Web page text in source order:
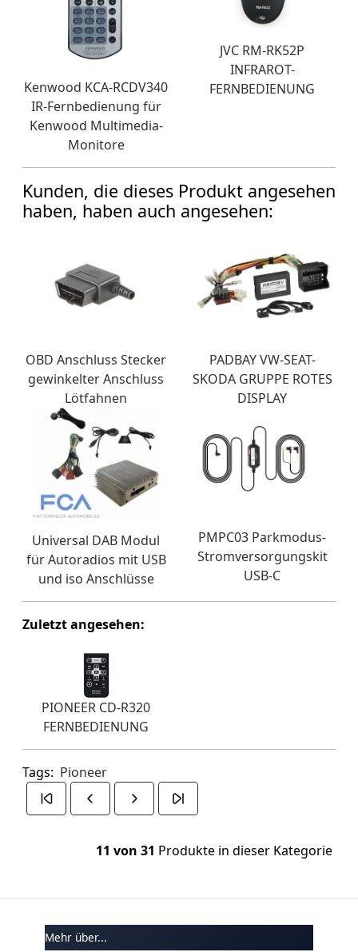
Kenwood KCA-RCDV340
IR-Fernbedienung für
Kenwood Multimedia-
Monitore
JVC RM-RK52P
INFRAROT-
FERNBEDIENUNG
Kunden, die dieses Produkt angesehen
haben, haben auch angesehen:
OBD Anschluss Stecker
gewinkelter Anschluss
Lötfahnen
PADBAY VW-SEAT-
SKODA GRUPPE ROTES
DISPLAY
Universal DAB Modul
für Autoradios mit USB
und iso Anschlüsse
PMPC03 Parkmodus-
Stromversorgungskit
USB-C
Zuletzt angesehen:
PIONEER CD-R320
FERNBEDIENUNG
Tags: Pioneer
11 von 31 Produkte in dieser Kategorie
Mehr über...